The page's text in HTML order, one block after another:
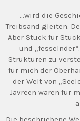
…wird die
Treibsand gleiten.
Aber Stück für
und
Strukturen zu
für mich der
der Welt von
Javreen waren für
Die beschriebene